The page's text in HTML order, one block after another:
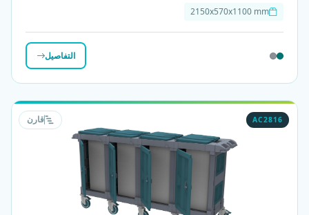
2150x570x1100 mm
التفاصيل
AC2816 قارن